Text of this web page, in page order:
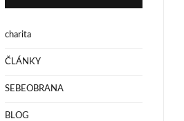
charita
ČLÁNKY
SEBEOBRANA
BLOG